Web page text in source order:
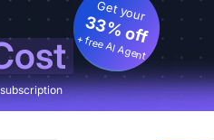
Get your
33% off
+ free AI Agent